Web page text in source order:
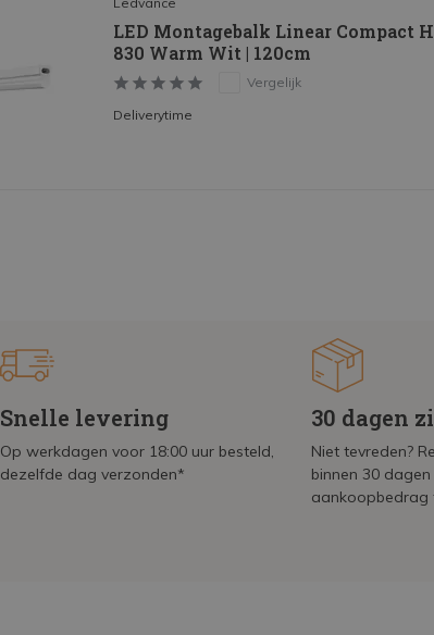
LED Montagebalk Linear Compact
830 Warm Wit | 120cm
Vergelijk
Deliverytime
Snelle levering
Op werkdagen voor 18:00 uur besteld,
dezelfde dag verzonden*
30 dagen
Niet tevreden?
binnen 30
aankoopbedrag